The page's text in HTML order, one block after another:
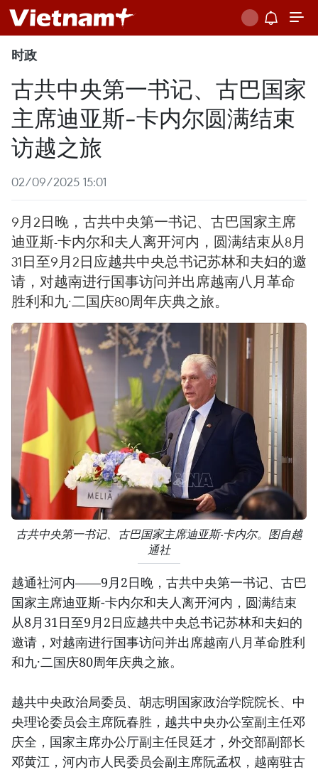
时政
古共中央第一书记、古巴国家
主席迪亚斯-卡内尔圆满结束
访越之旅
02/09/2025 15:01
9月2日晚，古共中央第一书记、古巴国家主席
迪亚斯-卡内尔和夫人离开河内，圆满结束从8月
31日至9月2日应越共中央总书记苏林和夫妇的邀
请，对越南进行国事访问并出席越南八月革命
胜利和九·二国庆80周年庆典之旅。
古共中央第一书记、古巴国家主席迪亚斯-卡内尔。图自越
通社
越通社河内——9月2日晚，古共中央第一书记、古巴
国家主席迪亚斯-卡内尔和夫人离开河内，圆满结束
从8月31日至9月2日应越共中央总书记苏林和夫妇的
邀请，对越南进行国事访问并出席越南八月革命胜利
和九·二国庆80周年庆典之旅。
越共中央政治局委员、胡志明国家政治学院院长、中
央理论委员会主席阮春胜，越共中央办公室副主任邓
庆全，国家主席办公厅副主任艮廷才，外交部副部长
邓黄江，河内市人民委员会副主席阮孟权，越南驻古